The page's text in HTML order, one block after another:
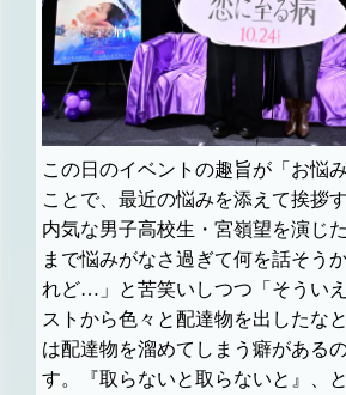
この日のイベントの趣旨が「お悩
ことで、最近の悩みを添えて挨拶
内気な男子高校生・宮嶺望を演じ
まで悩みがなさ過ぎて何を話そう
れど…」と苦笑いしつつ「そうい
ストから色々と配達物を出したな
は配達物を溜めてしまう癖がある
す。『取らないと取らないと』、